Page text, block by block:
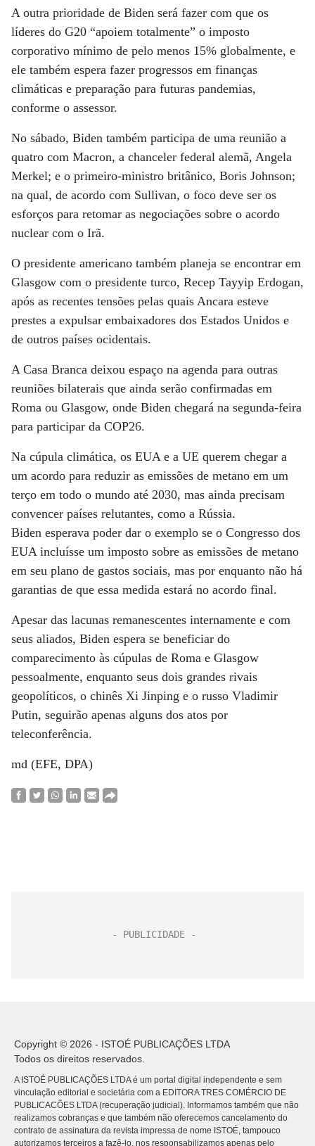
A outra prioridade de Biden será fazer com que os
líderes do G20 “apoiem totalmente” o imposto
corporativo mínimo de pelo menos 15% globalmente, e
ele também espera fazer progressos em finanças
climáticas e preparação para futuras pandemias,
conforme o assessor.
No sábado, Biden também participa de uma reunião a
quatro com Macron, a chanceler federal alemã, Angela
Merkel; e o primeiro-ministro britânico, Boris Johnson;
na qual, de acordo com Sullivan, o foco deve ser os
esforços para retomar as negociações sobre o acordo
nuclear com o Irã.
O presidente americano também planeja se encontrar em
Glasgow com o presidente turco, Recep Tayyip Erdogan,
após as recentes tensões pelas quais Ancara esteve
prestes a expulsar embaixadores dos Estados Unidos e
de outros países ocidentais.
A Casa Branca deixou espaço na agenda para outras
reuniões bilaterais que ainda serão confirmadas em
Roma ou Glasgow, onde Biden chegará na segunda-feira
para participar da COP26.
Na cúpula climática, os EUA e a UE querem chegar a
um acordo para reduzir as emissões de metano em um
terço em todo o mundo até 2030, mas ainda precisam
convencer países relutantes, como a Rússia.
Biden esperava poder dar o exemplo se o Congresso dos
EUA incluísse um imposto sobre as emissões de metano
em seu plano de gastos sociais, mas por enquanto não há
garantias de que essa medida estará no acordo final.
Apesar das lacunas remanescentes internamente e com
seus aliados, Biden espera se beneficiar do
comparecimento às cúpulas de Roma e Glasgow
pessoalmente, enquanto seus dois grandes rivais
geopolíticos, o chinês Xi Jinping e o russo Vladimir
Putin, seguirão apenas alguns dos atos por
teleconferência.
md (EFE, DPA)
Copyright © 2026 - ISTOÉ PUBLICAÇÕES LTDA
Todos os direitos reservados.
A ISTOÉ PUBLICAÇÕES LTDA é um portal digital independente e sem
vinculação editorial e societária com a EDITORA TRES COMÉRCIO DE
PUBLICACÕES LTDA (recuperação judicial). Informamos também que não
realizamos cobranças e que também não oferecemos cancelamento do
contrato de assinatura da revista impressa de nome ISTOÉ, tampouco
autorizamos terceiros a fazê-lo, nos responsabilizamos apenas pelo